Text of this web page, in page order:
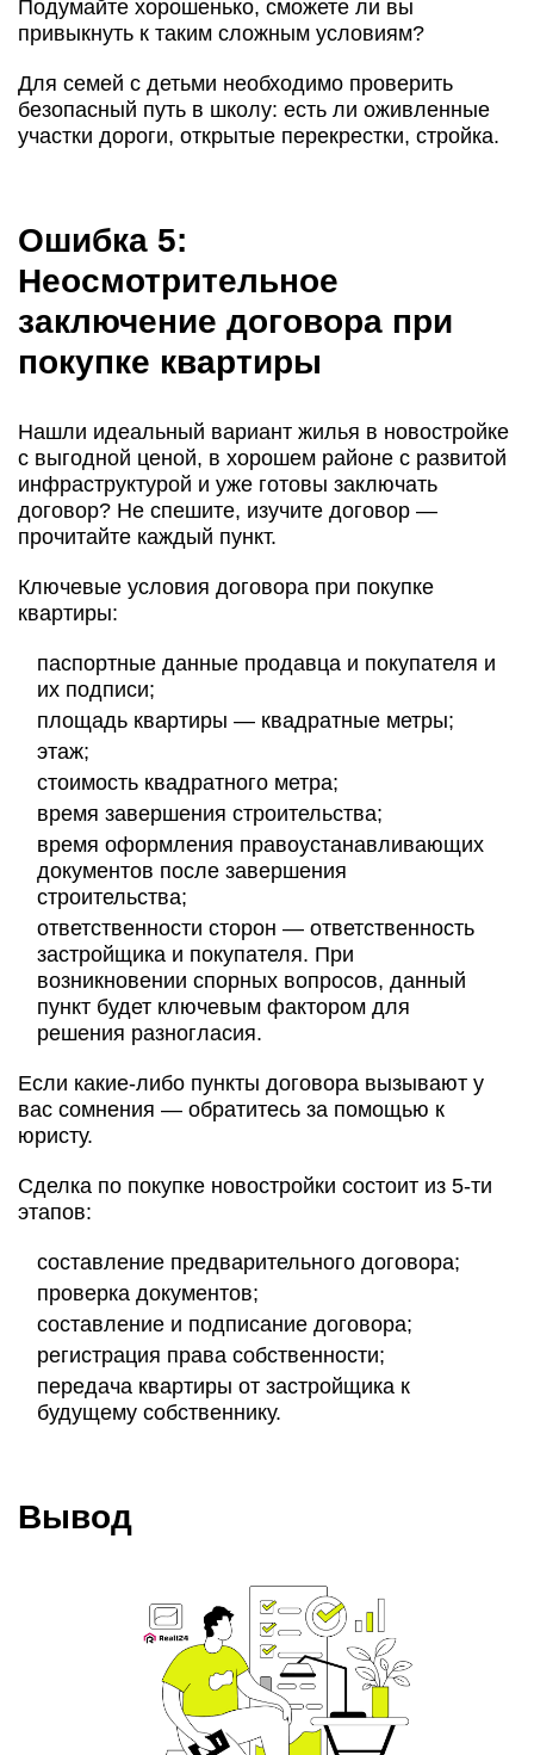
Подумайте хорошенько, сможете ли вы
привыкнуть к таким сложным условиям?
Для семей с детьми необходимо проверить
безопасный путь в школу: есть ли оживленные
участки дороги, открытые перекрестки, стройка.
Ошибка 5:
Неосмотрительное
заключение договора при
покупке квартиры
Нашли идеальный вариант жилья в новостройке
с выгодной ценой, в хорошем районе с развитой
инфраструктурой и уже готовы заключать
договор? Не спешите, изучите договор —
прочитайте каждый пункт.
Ключевые условия договора при покупке
квартиры:
паспортные данные продавца и покупателя и
их подписи;
площадь квартиры — квадратные метры;
этаж;
стоимость квадратного метра;
время завершения строительства;
время оформления правоустанавливающих
документов после завершения
строительства;
ответственности сторон — ответственность
застройщика и покупателя. При
возникновении спорных вопросов, данный
пункт будет ключевым фактором для
решения разногласия.
Если какие-либо пункты договора вызывают у
вас сомнения — обратитесь за помощью к
юристу.
Сделка по покупке новостройки состоит из 5-ти
этапов:
составление предварительного договора;
проверка документов;
составление и подписание договора;
регистрация права собственности;
передача квартиры от застройщика к
будущему собственнику.
Вывод